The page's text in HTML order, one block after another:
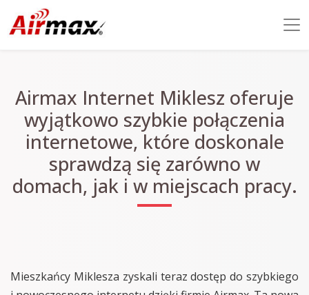
Airmax Internet Miklesz oferuje
wyjątkowo szybkie połączenia
internetowe, które doskonale
sprawdzą się zarówno w
domach, jak i w miejscach pracy.
Mieszkańcy Miklesza zyskali teraz dostęp do szybkiego